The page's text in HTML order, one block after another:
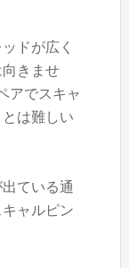
ドが広く
きませ
アでスキャ
は難しい
ている通
ャルピン